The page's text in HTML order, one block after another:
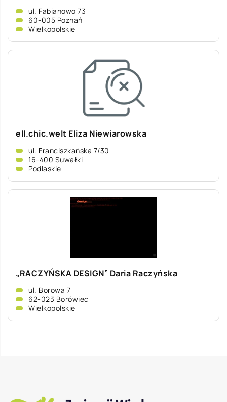
ul. Fabianowo 73
60-005 Poznań
Wielkopolskie
ell.chic.welt Eliza Niewiarowska
ul. Franciszkańska 7/30
16-400 Suwałki
Podlaskie
„RACZYŃSKA DESIGN” Daria Raczyńska
ul. Borowa 7
62-023 Borówiec
Wielkopolskie